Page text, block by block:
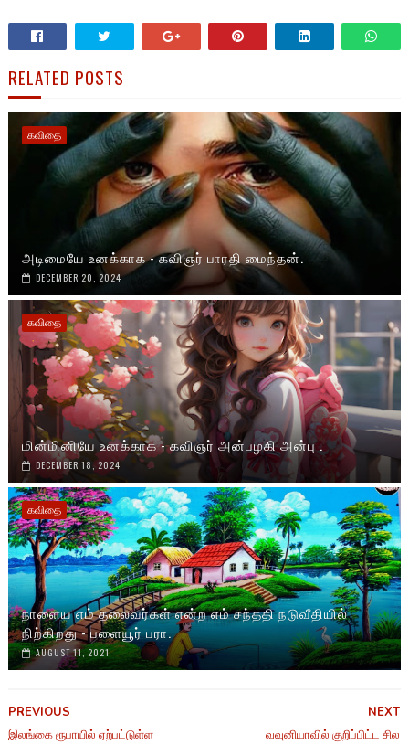
RELATED POSTS
கவிதை
அடிமையே உனக்காக - கவிஞர் பாரதி மைந்தன்.
DECEMBER 20, 2024
கவிதை
மின்மினியே உனக்காக - கவிஞர் அன்பழகி அன்பு .
DECEMBER 18, 2024
கவிதை
நாளைய எம் தலைவர்கள் என்ற எம் சந்ததி நடுவீதியில்
நிற்கிறது - பளையூர் பரா.
AUGUST 11, 2021
NEXT
வவுனியாவில் குறிப்பிட்ட சில
PREVIOUS
இலங்கை ரூபாயில் ஏற்பட்டுள்ள